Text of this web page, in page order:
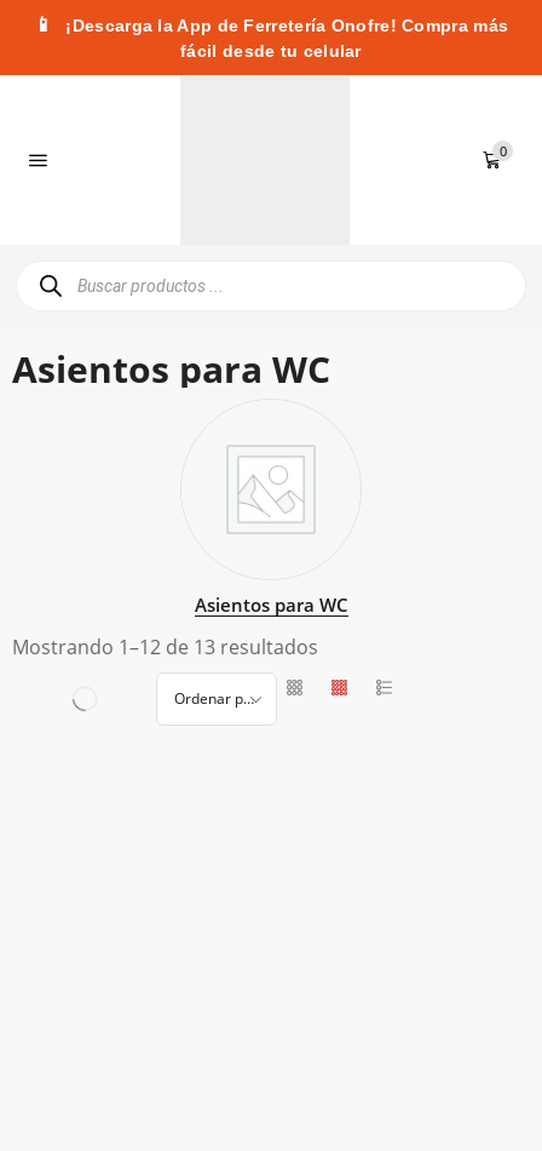
📱
¡Descarga la App de Ferretería Onofre! Compra más
fácil desde tu celular
0
Asientos para WC
Asientos para WC
Mostrando 1–12 de 13 resultados